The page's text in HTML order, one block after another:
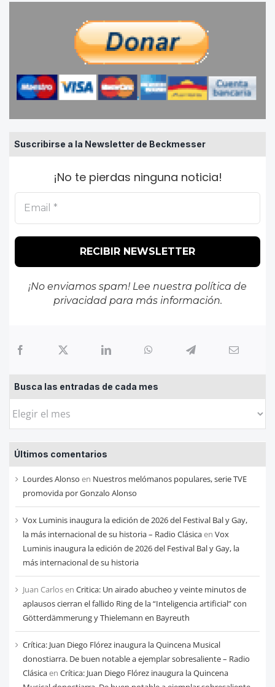
Suscribirse a la Newsletter de Beckmesser
¡No te pierdas ninguna noticia!
¡No enviamos spam! Lee nuestra política de
privacidadpara más información.
Busca las entradas de cada mes
Busca
entradas
de
cada
mes
Últimos comentarios
Lourdes Alonso en Nuestros melómanos populares, serie TVE
promovida por Gonzalo Alonso
Vox Luminis inaugura la edición de 2026 del Festival Bal y Gay,
la más internacional de su historia – Radio Clásicaen Vox
Luminis inaugura la edición de 2026 del Festival Bal y Gay, la
más internacional de su historia
Juan Carlosen Critica: Un airado abucheo y veinte minutos de
aplausos cierran el fallido Ring de la “Inteligencia artificial” con
Götterdämmerung y Thielemann en Bayreuth
Crítica: Juan Diego Flórez inaugura la Quincena Musical
donostiarra. De buen notable a ejemplar sobresaliente – Radio
Clásicaen Crítica: Juan Diego Flórez inaugura la Quincena